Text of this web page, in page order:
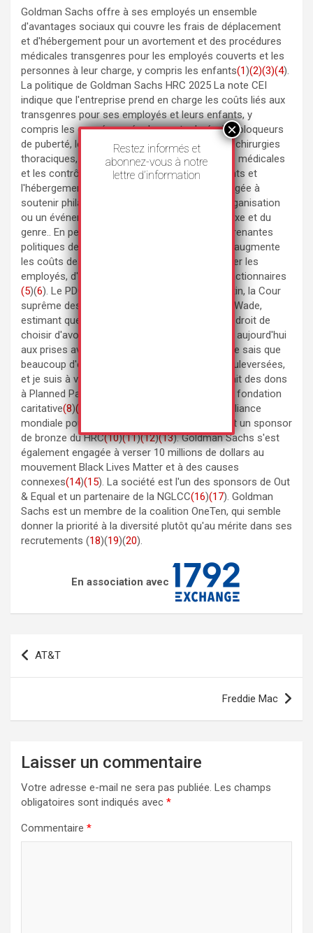
Goldman Sachs offre à ses employés un ensemble
d'avantages sociaux qui couvre les frais de déplacement
et d'hébergement pour un avortement et des procédures
médicales transgenres pour les employés couverts et les
personnes à leur charge, y compris les enfants(1)(2)(3)(4).
La politique de Goldman Sachs HRC 2025 La note CEI
indique que l'entreprise prend en charge les coûts liés aux
transgenres pour ses employés et leurs enfants, y
compris les congés payés de courte durée, les bloqueurs
de puberté, les hormones du sexe opposé, les chirurgies
thoraciques, les chirurgies génitales, les visites médicales
et les contrôles de laboratoire, les déplacements et
l'hébergement. En outre, l'entreprise s'est engagée à
soutenir philanthropiquement au moins une organisation
ou un événement qui promeut l'idéologie du sexe et du
genre.. En permettant à un groupe de parties prenantes
politiques de dicter les opérations, l'entreprise augmente
les coûts des soins de santé et risque de diviser les
employés, d'aliéner les clients et de nuire aux actionnaires
(5)(6). Le PDG de la société a déclaré : "Ce matin, la Cour
suprême des États-Unis a annulé l'arrêt Roe v. Wade,
estimant que la Constitution ne garantit pas le droit de
choisir d'avorter. Des millions de femmes sont aujourd'hui
aux prises avec une nouvelle réalité juridique. Je sais que
beaucoup d'entre vous sont profondément bouleversées,
et je suis à vos côtés".
). Goldman Sachs a fait des dons
à Planned Parenthood par l'intermédiaire de sa fondation
caritative(8)(9
). La société était membre de l'Alliance
mondiale pour des médias responsables et est un sponsor
de bronze du HRC(10)(11)(12)(13). Goldman Sachs s'est
également engagée à verser 10 millions de dollars au
mouvement Black Lives Matter et à des causes
connexes(14)(15). La société est l'un des sponsors de Out
& Equal et un partenaire de la NGLCC(16)(17). Goldman
Sachs est un membre de la coalition OneTen, qui semble
donner la priorité à la diversité plutôt qu'au mérite dans ses
recrutements (18)(19)(20).
En association avec
Navigation
de
AT&T
Freddie Mac
Laisser un commentaire
Votre adresse e-mail ne sera pas publiée. Les champs
obligatoires sont indiqués avec *
Commentaire *
Restez informés et
abonnez-vous à notre
lettre d’information